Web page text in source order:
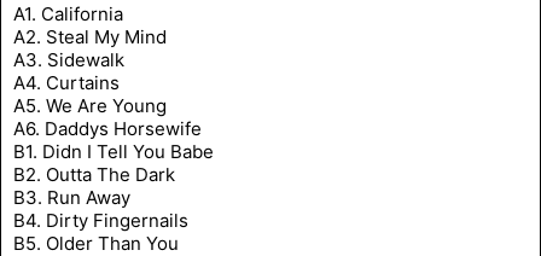
A1. California
A2. Steal My Mind
A3. Sidewalk
A4. Curtains
A5. We Are Young
A6. Daddys Horsewife
B1. Didn I Tell You Babe
B2. Outta The Dark
B3. Run Away
B4. Dirty Fingernails
B5. Older Than You